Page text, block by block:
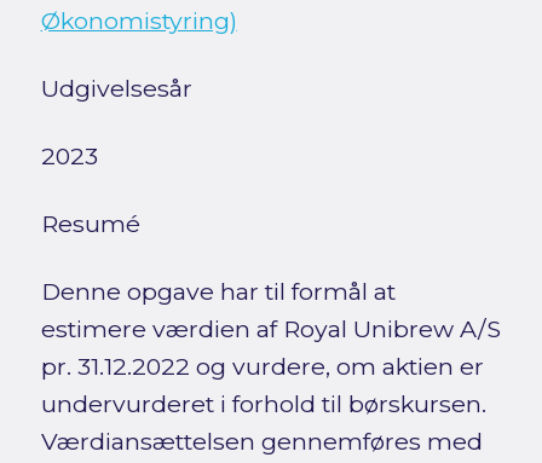
Økonomistyring)
Udgivelsesår
2023
Resumé
Denne opgave har til formål at
estimere værdien af Royal Unibrew A/S
pr. 31.12.2022 og vurdere, om aktien er
undervurderet i forhold til børskursen.
Værdiansættelsen gennemføres med